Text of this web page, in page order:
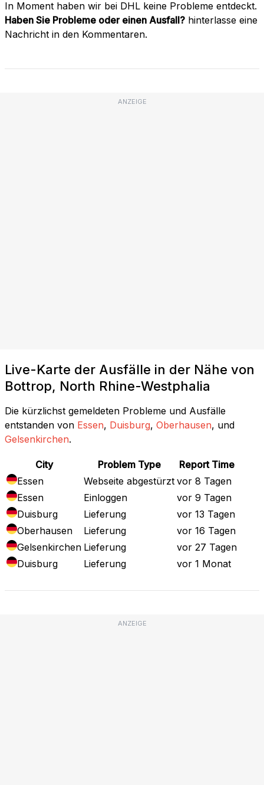
In Moment haben wir bei DHL keine Probleme entdeckt.
Haben Sie Probleme oder einen Ausfall? hinterlasse eine
Nachricht in den Kommentaren.
ANZEIGE
Live-Karte der Ausfälle in der Nähe von
Bottrop, North Rhine-Westphalia
Die kürzlichst gemeldeten Probleme und Ausfälle
entstanden von Essen, Duisburg, Oberhausen, und
Gelsenkirchen.
City Problem Type
Report Time
Essen
Webseite abgestürzt vor 8 Tagen
Essen
Einloggen
vor 9 Tagen
Duisburg
Lieferung
vor 13 Tagen
Oberhausen
Lieferung
vor 16 Tagen
Gelsenkirchen Lieferung
vor 27 Tagen
Duisburg
Lieferung vor 1 Monat
ANZEIGE